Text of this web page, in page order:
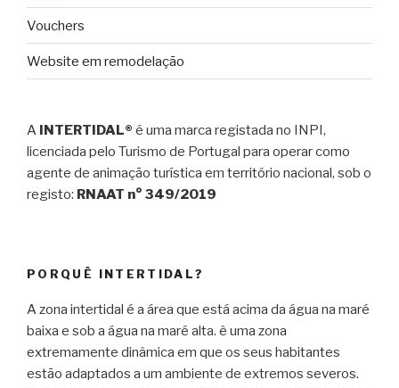
Vouchers
Website em remodelação
A INTERTIDAL® é uma marca registada no INPI,
licenciada pelo Turismo de Portugal para operar como
agente de animação turística em território nacional, sob o
registo: RNAAT n° 349/2019
PORQUÊ INTERTIDAL?
A zona intertidal é a área que está acima da água na maré
baixa e sob a água na maré alta. è uma zona
extremamente dinâmica em que os seus habitantes
estão adaptados a um ambiente de extremos severos.